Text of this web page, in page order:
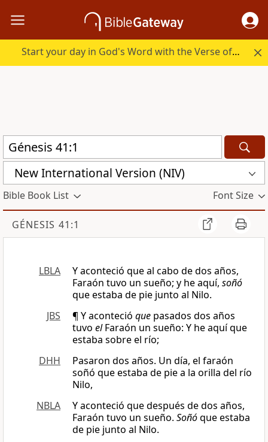
Start your day in God's Word with the Verse of the Day.
New International Version (NIV)
Bible Book List Font Size
GÉNESIS 41:1
LBLA
Y aconteció que al cabo de dos años,
Faraón tuvo un sueño; y he aquí, soñó
que estaba de pie junto al Nilo.
JBS
¶ Y aconteció que pasados dos años
tuvo elFaraón un sueño: Y he aquí que
estaba sobre el río;
DHH
Pasaron dos años. Un día, el faraón
soñó que estaba de pie a la orilla del río
Nilo,
NBLA
Y aconteció que después de dos años,
Faraón tuvo un sueño. Soñóque estaba
de pie junto al Nilo.